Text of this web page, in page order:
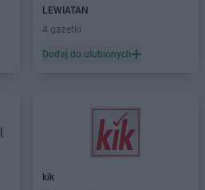
LEWIATAN
4 gazetki
Dodaj do ulubionych
kik